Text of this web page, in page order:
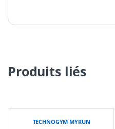
Produits liés
TECHNOGYM MYRUN